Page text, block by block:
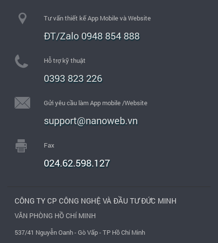
Tư vấn thiết kế App Mobile và Website
ĐT/Zalo 0948 854 888
Hỗ trợ kỹ thuật
0393 823 226
Gửi yêu cầu làm App mobile /Website
support@nanoweb.vn
Fax
024.62.598.127
CÔNG TY CP CÔNG NGHỆ VÀ ĐẦU TƯ ĐỨC MINH
VĂN PHÒNG HỒ CHÍ MINH
537/41 Nguyễn Oanh - Gò Vấp - TP Hồ Chí Minh